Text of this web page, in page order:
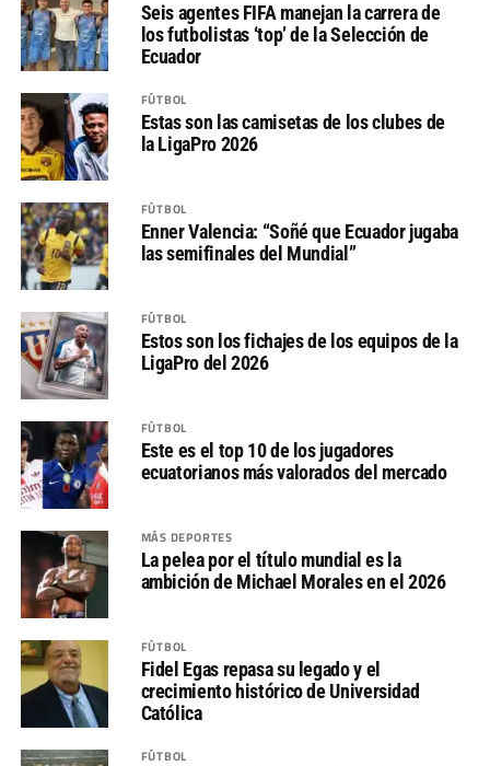
Seis agentes FIFA manejan la carrera de
los futbolistas ‘top’ de la Selección de
Ecuador
FÚTBOL
Estas son las camisetas de los clubes de
la LigaPro 2026
FÚTBOL
Enner Valencia: “Soñé que Ecuador jugaba
las semifinales del Mundial”
FÚTBOL
Estos son los fichajes de los equipos de la
LigaPro del 2026
FÚTBOL
Este es el top 10 de los jugadores
ecuatorianos más valorados del mercado
MÁS DEPORTES
La pelea por el título mundial es la
ambición de Michael Morales en el 2026
FÚTBOL
Fidel Egas repasa su legado y el
crecimiento histórico de Universidad
Católica
FÚTBOL